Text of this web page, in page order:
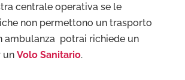
centrale operativa se le
non permettono un trasporto
ambulanza potrai richiede un
un Volo Sanitario.